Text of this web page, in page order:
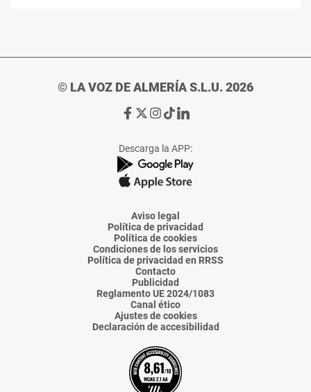
© LA VOZ DE ALMERÍA S.L.U. 2026
Ir
de
La
Voz
Almería
Ir
de
La
Voz
Almería
Ir
de
La
Voz
Almería
Ir
de
La
Voz
Almería
Ir
de
La
Voz
Descarga la APP:
Aviso legal
Política de privacidad
Política de cookies
Condiciones de los servicios
Política de privacidad en RRSS
Contacto
Publicidad
Reglamento UE 2024/1083
Canal ético
Ajustes de cookies
Declaración de accesibilidad